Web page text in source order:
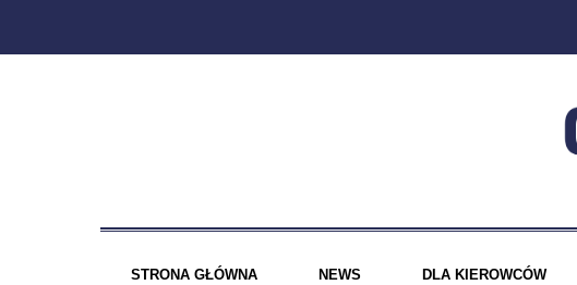
STRONA GŁÓWNA NEWS DLA KIEROWCÓW